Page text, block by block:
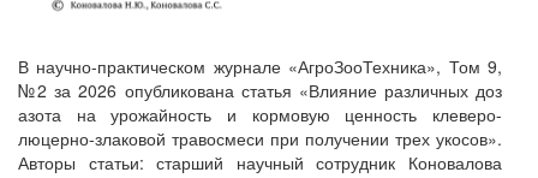
В научно-практическом журнале «АгроЗооТехника», Том 9,
№2 за 2026 опубликована статья «Влияние различных доз
азота на урожайность и кормовую ценность клеверо-
люцерно-злаковой травосмеси при получении трех укосов».
Авторы статьи: старший научный сотрудник Коновалова